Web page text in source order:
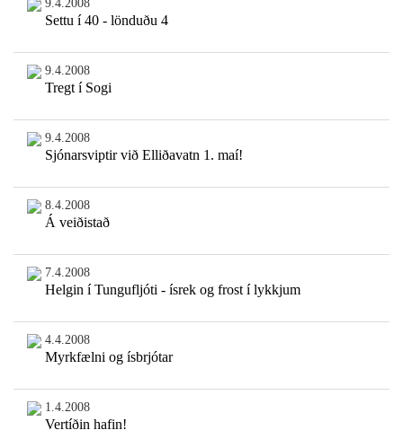
9.4.2008
Settu í 40 - lönduðu 4
9.4.2008
Tregt í Sogi
9.4.2008
Sjónarsviptir við Elliðavatn 1. maí!
8.4.2008
Á veiðistað
7.4.2008
Helgin í Tungufljóti - ísrek og frost í lykkjum
4.4.2008
Myrkfælni og ísbrjótar
1.4.2008
Vertíðin hafin!